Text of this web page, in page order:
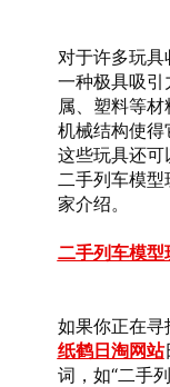
对于许多玩
一种极具吸
属、塑料等
机械结构使得
这些玩具还
二手列车模型
家介绍。
二手列车模型
如果你正在
纸鹤日淘网站
词，如“二手